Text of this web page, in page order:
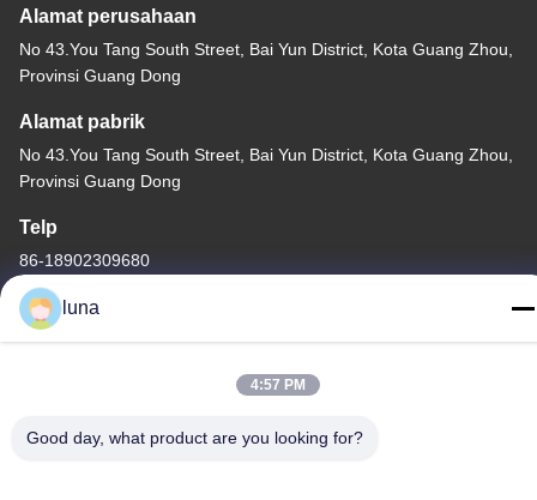
Alamat perusahaan
No 43.You Tang South Street, Bai Yun District, Kota Guang Zhou,
Provinsi Guang Dong
Alamat pabrik
No 43.You Tang South Street, Bai Yun District, Kota Guang Zhou,
Provinsi Guang Dong
Telp
86-18902309680
cipta © -2026 Guangzhou Yisichen Daily Chemical Co., Ltd
luna
4:57 PM
Good day, what product are you looking for?